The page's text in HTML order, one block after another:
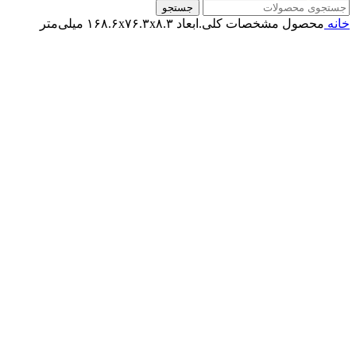
جستجو
خانه محصول مشخصات کلی.ابعاد ۱۶۸.۶x۷۶.۳x۸.۳ میلی‌متر